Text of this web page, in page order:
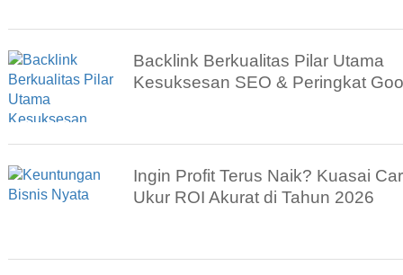
Backlink Berkualitas Pilar Utama
Kesuksesan SEO & Peringkat
Ingin Profit Terus Naik? Kuasai
Ukur ROI Akurat di Tahun 2026